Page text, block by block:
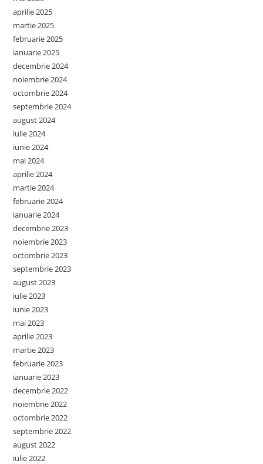
aprilie 2025
martie 2025
februarie 2025
ianuarie 2025
decembrie 2024
noiembrie 2024
octombrie 2024
septembrie 2024
august 2024
iulie 2024
iunie 2024
mai 2024
aprilie 2024
martie 2024
februarie 2024
ianuarie 2024
decembrie 2023
noiembrie 2023
octombrie 2023
septembrie 2023
august 2023
iulie 2023
iunie 2023
mai 2023
aprilie 2023
martie 2023
februarie 2023
ianuarie 2023
decembrie 2022
noiembrie 2022
octombrie 2022
septembrie 2022
august 2022
iulie 2022